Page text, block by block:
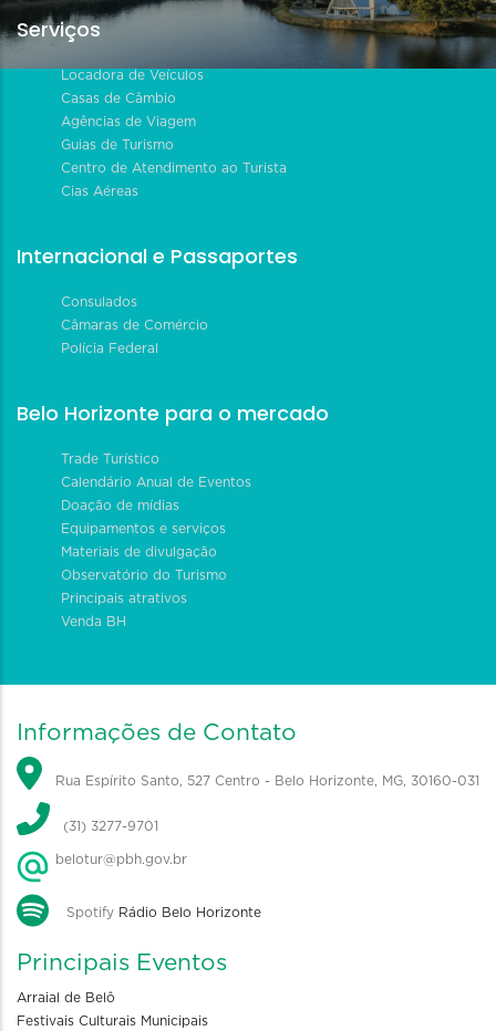
Serviços
Locadora de Veículos
Casas de Câmbio
Agências de Viagem
Guias de Turismo
Centro de Atendimento ao Turista
Cias Aéreas
Internacional e Passaportes
Consulados
Câmaras de Comércio
Polícia Federal
Belo Horizonte para o mercado
Trade Turístico
Calendário Anual de Eventos
Doação de mídias
Equipamentos e serviços
Materiais de divulgação
Observatório do Turismo
Principais atrativos
Venda BH
Informações de Contato
Rua Espírito Santo, 527 Centro - Belo Horizonte, MG, 30160-031
(31) 3277-9701
belotur@pbh.gov.br
Spotify Rádio Belo Horizonte
Principais Eventos
Arraial de Belô
Festivais Culturais Municipais